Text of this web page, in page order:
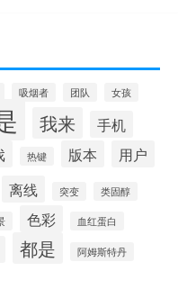
吸烟者 团队 女孩
我来 手机
热键 版本 用户
离线 突变 类固醇
色彩 血红蛋白
都是 阿姆斯特丹